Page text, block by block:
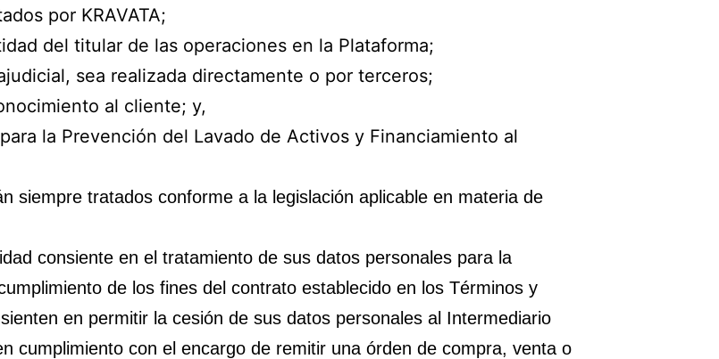
por KRAVATA;
del titular de las operaciones en la Plataforma;
sea realizada directamente o por terceros;
al cliente; y,
la Prevención del Lavado de Activos y Financiamiento al
siempre tratados conforme a la legislación aplicable en materia de
consiente en el tratamiento de sus datos personales para la
de los fines del contrato establecido en los Términos y
en permitir la cesión de sus datos personales al Intermediario
cumplimiento con el encargo de remitir una órden de compra, venta o